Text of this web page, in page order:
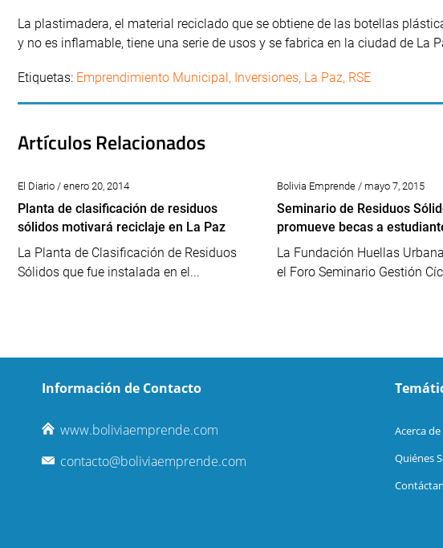
La plastimadera, el material reciclado que se obtiene de las botellas
y no es inflamable, tiene una serie de usos y se fabrica en la ciudad de La
Etiquetas: Emprendimiento Municipal, Inversiones, La Paz, RSE
Artículos Relacionados
El Diario / enero 20, 2014
Planta de clasificación de residuos
sólidos motivará reciclaje en La Paz
La Planta de Clasificación de Residuos
Sólidos que fue instalada en el...
Bolivia Emprende / mayo 7, 2015
Seminario de Residuos
promueve becas a
La Fundación Huellas
el Foro Seminario Gestión
Información de Contacto
www.boliviaemprende.com
contacto@boliviaemprende.com
Acerca
Quiénes